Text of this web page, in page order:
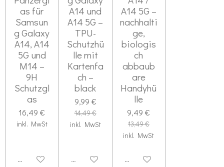
as für
Samsun
g Galaxy
A14, A14
5G und
M14 –
9H
Schutzgl
as
16,49 €
inkl. MwSt
Deaktiviert
A14 und
A14 5G –
TPU-
Schutzhü
lle mit
Kartenfa
ch –
black
9,99 €
14,49 €
inkl. MwSt
Deaktiviert
A14 5G –
nachhalti
ge,
biologis
ch
abbaub
are
Handyhü
lle
9,49 €
13,49 €
inkl. MwSt
Deaktiviert